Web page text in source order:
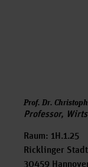
Prof. Dr.
Professor,
Raum: 1H.1.25
Ricklinger
30459